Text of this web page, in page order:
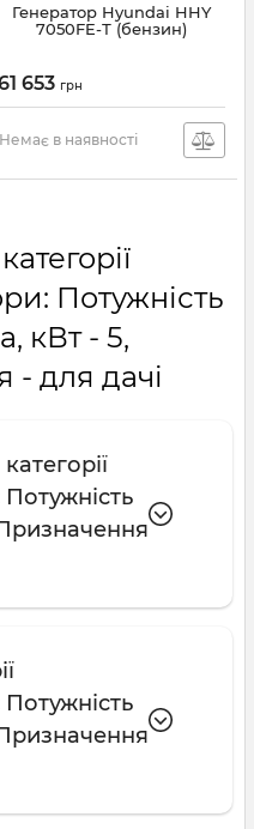
Генератор Hyundai HHY
7050FE-Т (бензин)
653 грн
Немає в наявності
Потужність
кВт - 5,
- для дачі